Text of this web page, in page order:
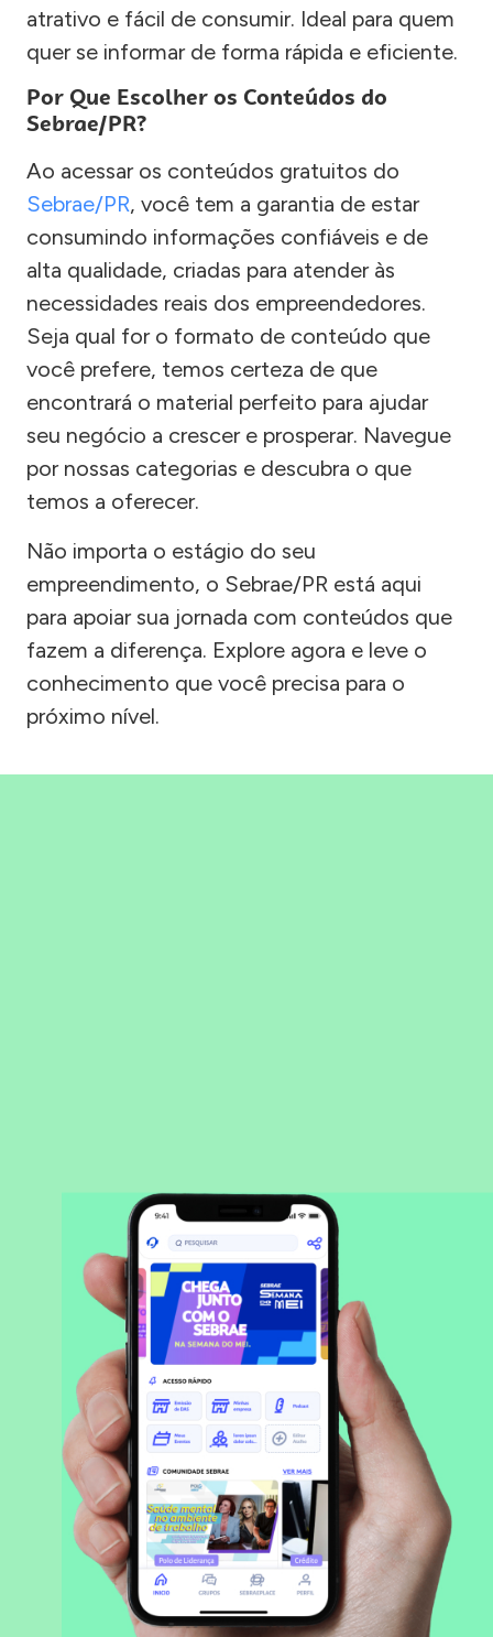
atrativo e fácil de consumir. Ideal para quem
quer se informar de forma rápida e eficiente.
Por Que Escolher os Conteúdos do
Sebrae/PR?
Ao acessar os conteúdos gratuitos do
Sebrae/PR, você tem a garantia de estar
consumindo informações confiáveis e de
alta qualidade, criadas para atender às
necessidades reais dos empreendedores.
Seja qual for o formato de conteúdo que
você prefere, temos certeza de que
encontrará o material perfeito para ajudar
seu negócio a crescer e prosperar. Navegue
por nossas categorias e descubra o que
temos a oferecer.
Não importa o estágio do seu
empreendimento, o Sebrae/PR está aqui
para apoiar sua jornada com conteúdos que
fazem a diferença. Explore agora e leve o
conhecimento que você precisa para o
próximo nível.